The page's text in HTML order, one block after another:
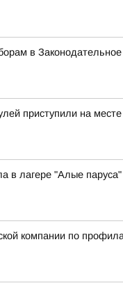
в
приступили на
в лагере "Алые
компании по